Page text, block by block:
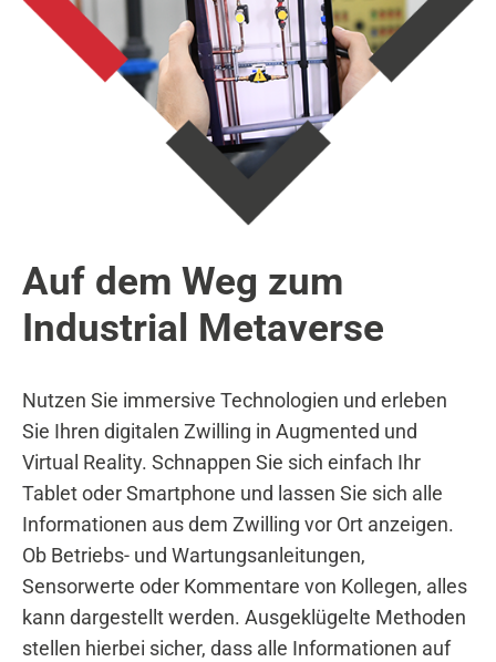
Auf dem Weg zum
Industrial Metaverse
Nutzen Sie immersive Technologien und erleben
Sie Ihren digitalen Zwilling in Augmented und
Virtual Reality. Schnappen Sie sich einfach Ihr
Tablet oder Smartphone und lassen Sie sich alle
Informationen aus dem Zwilling vor Ort anzeigen.
Ob Betriebs- und Wartungsanleitungen,
Sensorwerte oder Kommentare von Kollegen, alles
kann dargestellt werden. Ausgeklügelte Methoden
stellen hierbei sicher, dass alle Informationen auf